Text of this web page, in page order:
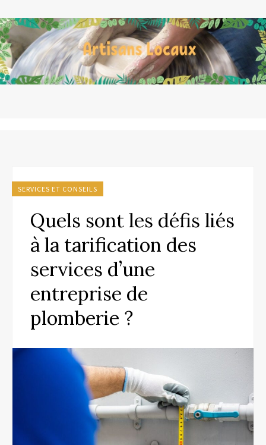
SERVICES ET CONSEILS
Quels sont les défis liés
à la tarification des
services d’une
entreprise de
plomberie ?